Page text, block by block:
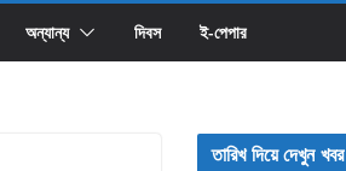
অন্যান্য দিবস ই-পেপার
তারিখ দিয়ে দেখুন খবর